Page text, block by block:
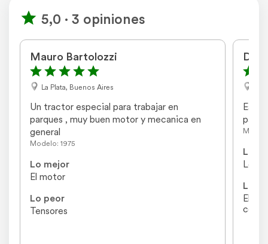
5,0 · 3 opiniones
Mauro Bartolozzi
La Plata, Buenos Aires
Un tractor especial para trabajar en
parques , muy buen motor y mecanica en
general
Modelo: 1975
Lo mejor
El motor
Lo peor
Tensores
Es
para
Lo
Lo
El